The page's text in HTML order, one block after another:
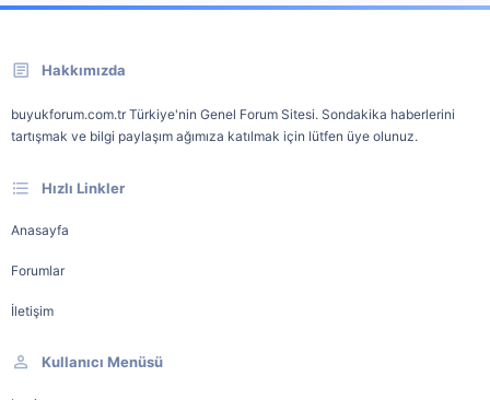
Hakkımızda
buyukforum.com.tr Türkiye'nin Genel Forum Sitesi. Sondakika haberlerini
tartışmak ve bilgi paylaşım ağımıza katılmak için lütfen üye olunuz.
Hızlı Linkler
Anasayfa
Forumlar
İletişim
Kullanıcı Menüsü